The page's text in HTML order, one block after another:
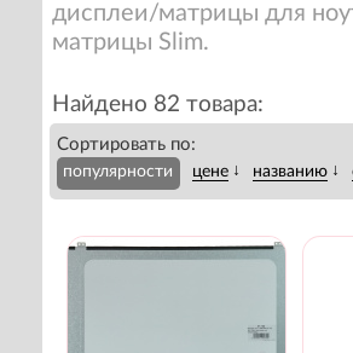
дисплеи/матрицы для
матрицы Slim.
Найдено 82 товара:
Сортировать по:
популярности цене ↓ названию ↓